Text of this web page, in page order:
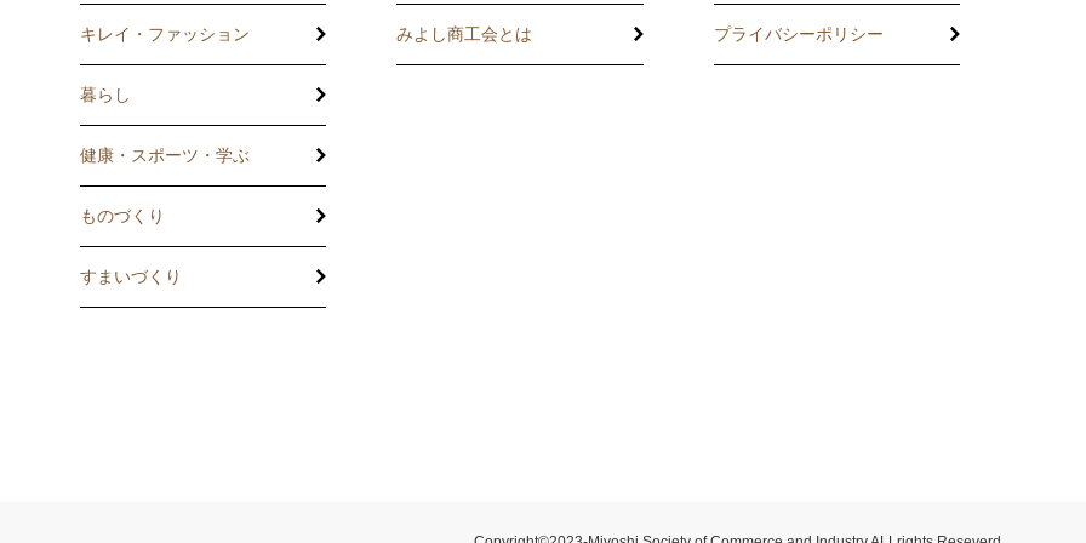
キレイ・ファッション
暮らし
健康・スポーツ・学ぶ
ものづくり
すまいづくり
記帳相談指導
みよし商工会とは プライバシーポリシー